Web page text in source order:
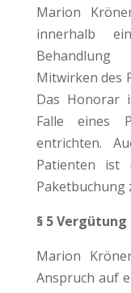
Marion
innerhalb
Mitwirken des
Das Honorar
Falle eines
entrichten.
Patienten ist
Paketbuchung
§ 5 Vergütung
Marion
Anspruch auf